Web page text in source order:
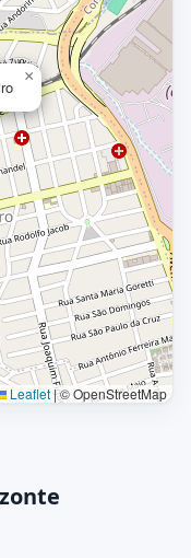
×
Leaflet|© OpenStreetMap